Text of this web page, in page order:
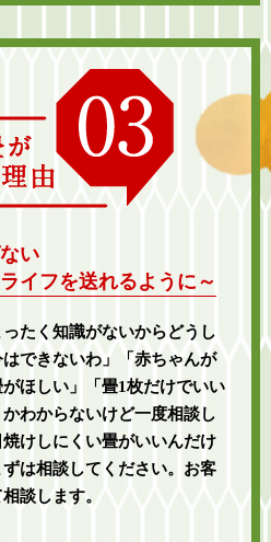
い
イフを送れるように～
ったく知識がないからどうし
できないわ」「赤ちゃんが
ほしい」「畳1枚だけでいい
わからないけど一度相談し
けしにくい畳がいいんだけ
は相談してください。お客
談します。